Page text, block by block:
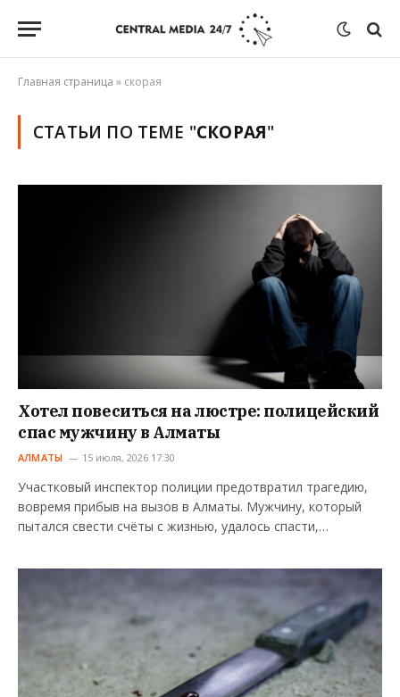
Главная страница » скорая
СТАТЬИ ПО ТЕМЕ "СКОРАЯ"
Хотел повеситься на люстре: полицейский
спас мужчину в Алматы
АЛМАТЫ 15 июля, 2026 17:30
Участковый инспектор полиции предотвратил трагедию,
вовремя прибыв на вызов в Алматы. Мужчину, который
пытался свести счёты с жизнью, удалось спасти,…